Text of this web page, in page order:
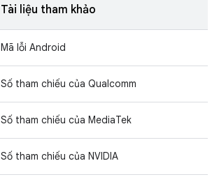
Tài liệu tham khảo
Mã lỗi Android
Số tham chiếu của Qualcomm
Số tham chiếu của MediaTek
Số tham chiếu của NVIDIA